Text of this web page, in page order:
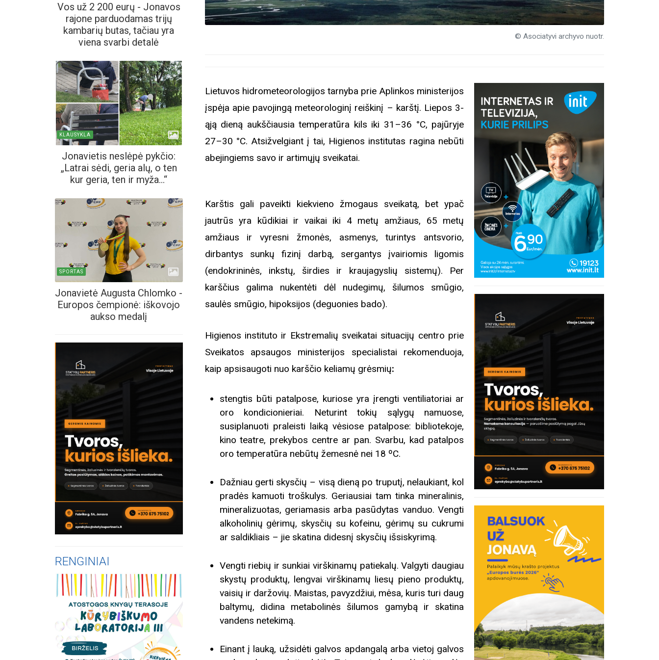
Vos už 2 200 eurų - Jonavos
rajone parduodamas trijų
kambarių butas, tačiau yra
viena svarbi detalė
KLAUSYKLA
Jonavietis neslėpė pykčio:
„Latrai sėdi, geria alų, o ten
kur geria, ten ir myža...“
SPORTAS
Jonavietė Augusta Chlomko -
Europos čempionė: iškovojo
aukso medalį
RENGINIAI
© Asociatyvi archyvo nuotr.
Lietuvos hidrometeorologijos tarnyba prie Aplinkos ministerijos
įspėja apie pavojingą meteorologinį reiškinį – karštį. Liepos 3-
ąją dieną aukščiausia temperatūra kils iki 31–36 °C, pajūryje
27–30 °C. Atsižvelgiant į tai, Higienos institutas ragina nebūti
abejingiems savo ir artimųjų sveikatai.
Karštis gali paveikti kiekvieno žmogaus sveikatą, bet ypač
jautrūs yra kūdikiai ir vaikai iki 4 metų amžiaus, 65 metų
amžiaus ir vyresni žmonės, asmenys, turintys antsvorio,
dirbantys sunkų fizinį darbą, sergantys įvairiomis ligomis
(endokrininės, inkstų, širdies ir kraujagyslių sistemų). Per
karščius galima nukentėti dėl nudegimų, šilumos smūgio,
saulės smūgio, hipoksijos (deguonies bado).
Higienos instituto ir Ekstremalių sveikatai situacijų centro prie
Sveikatos apsaugos ministerijos specialistai
rekomenduoja,
kaip apsisaugoti nuo karščio keliamų grėsmių:
stengtis būti patalpose, kuriose yra įrengti ventiliatoriai ar
oro kondicionieriai. Neturint tokių sąlygų namuose,
susiplanuoti praleisti laiką vėsiose patalpose: bibliotekoje,
kino teatre, prekybos centre ar pan. Svarbu, kad patalpos
oro temperatūra nebūtų žemesnė nei 18 ºC.
Dažniau gerti skysčių – visą dieną po truputį, nelaukiant, kol
pradės kamuoti troškulys. Geriausiai tam tinka mineralinis,
mineralizuotas, geriamasis arba pasūdytas vanduo. Vengti
alkoholinių gėrimų, skysčių su kofeinu, gėrimų su cukrumi
ar saldikliais – jie skatina didesnį skysčių išsiskyrimą.
Vengti riebių ir sunkiai virškinamų patiekalų. Valgyti daugiau
skystų produktų, lengvai virškinamų liesų pieno produktų,
vaisių ir daržovių. Maistas, pavyzdžiui, mėsa, kuris turi daug
baltymų, didina metabolinės šilumos gamybą ir skatina
vandens netekimą.
Einant į lauką, užsidėti galvos apdangalą arba vietoj galvos